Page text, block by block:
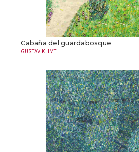
Cabaña del guardabosque
GUSTAV KLIMT